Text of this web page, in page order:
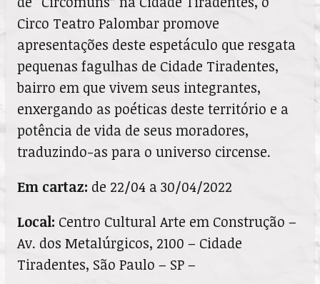
Circo Teatro Palombar promove
apresentações deste espetáculo que resgata
pequenas fagulhas de Cidade Tiradentes,
bairro em que vivem seus integrantes,
enxergando as poéticas deste território e a
potência de vida de seus moradores,
traduzindo-as para o universo circense.
Em cartaz: de 22/04 a 30/04/2022
Local: Centro Cultural Arte em Construção –
Av. dos Metalúrgicos, 2100 – Cidade
Tiradentes, São Paulo – SP –